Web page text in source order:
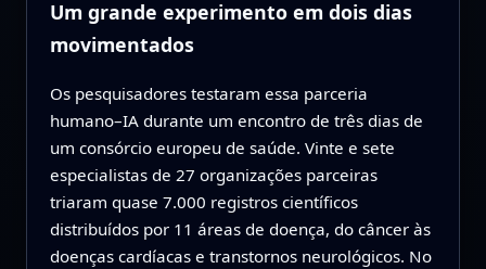
Um grande experimento em dois dias
movimentados
Os pesquisadores testaram essa parceria
humano–IA durante um encontro de três dias de
um consórcio europeu de saúde. Vinte e sete
especialistas de 27 organizações parceiras
triaram quase 7.000 registros científicos
distribuídos por 11 áreas de doença, do câncer às
doenças cardíacas e transtornos neurológicos. No